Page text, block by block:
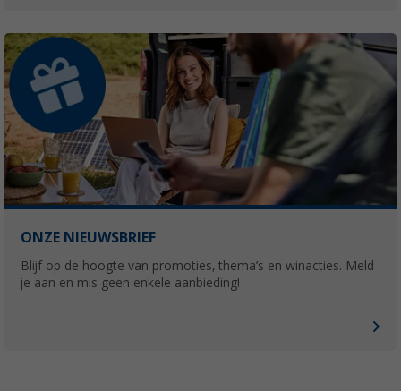
ONZE NIEUWSBRIEF
Blijf op de hoogte van promoties, thema’s en winacties. Meld
je aan en mis geen enkele aanbieding!